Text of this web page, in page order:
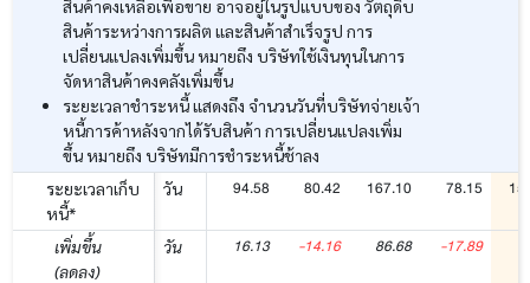
สินค้าคงเหลือเพื่อขาย อาจอยู่ในรูปแบบของ วัตถุดิบ
สินค้าระหว่างการผลิต และสินค้าสำเร็จรูป การ
เปลี่ยนแปลงเพิ่มขึ้น หมายถึง บริษัทใช้เงินทุนในการ
จัดหาสินค้าคงคลังเพิ่มขึ้น
ระยะเวลาชำระหนี้ แสดงถึง จำนวนวันที่บริษัทจ่ายเจ้า
หนี้การค้าหลังจากได้รับสินค้า การเปลี่ยนแปลงเพิ่ม
ขึ้น หมายถึง บริษัทมีการชำระหนี้ช้าลง
ระยะเวลาเก็บ
หนี้*
วัน 94.58 80.42 167.10 78.15
เพิ่มขึ้น
(ลดลง)
วัน 16.13 -14.16 86.68 -17.89